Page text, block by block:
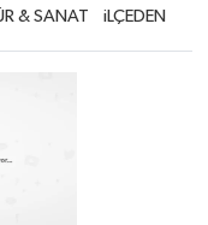
& SANAT iLÇEDEN